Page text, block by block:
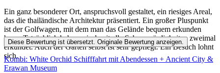
Ein ganz besonderer Ort, anspruchsvoll gestaltet, ein riesiges Areal,
das die thailändische Architektur präsentiert. Ein großer Pluspunkt
ist der Golfwagen, mit dem man das Gelände bequem erkunden
kann. Tatsächlich haben wir damit alle Sehenswürdigkeiten zweimal
erkundet. Auch der Garten selbst ist sehr gepflegt. Ein Besuch lohnt
sich.
Diese Bewertung ist übersetzt. Originale Bewertung anzeigen.
Kombi: White Orchid Schifffahrt mit Abendessen + Ancient City &
Erawan Museum